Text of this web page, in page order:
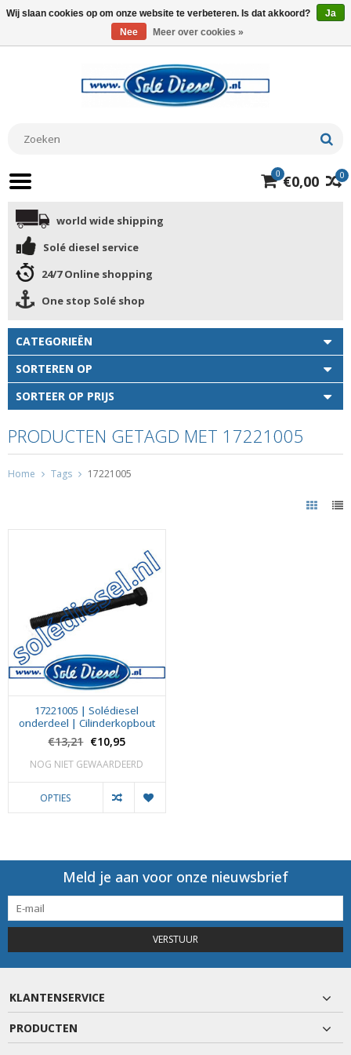
0
0 €0,00
world wide shipping
Solé diesel service
24/7 Online shopping
One stop Solé shop
CATEGORIEËN
SORTEREN OP
SORTEER OP PRIJS
PRODUCTEN GETAGD MET 17221005
Home Tags 17221005
17221005 | Solédiesel
onderdeel | Cilinderkopbout
€13,21 €10,95
NOG NIET GEWAARDEERD
OPTIES
Meld je aan voor onze nieuwsbrief
VERSTUUR
KLANTENSERVICE
PRODUCTEN
Wij slaan cookies op om onze website te verbeteren. Is dat akkoord?
Ja
Nee
Meer over cookies »